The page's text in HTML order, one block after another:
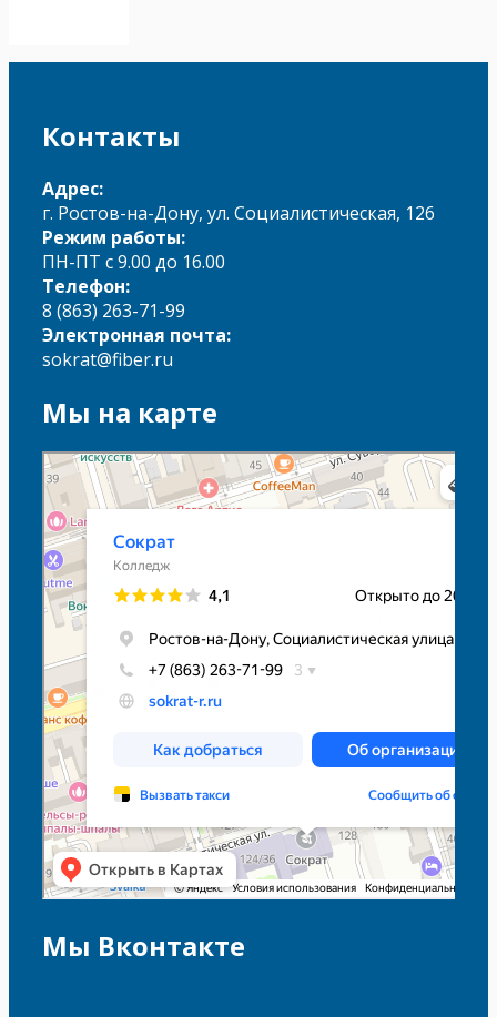
Контакты
Адрес:
г. Ростов-на-Дону, ул. Социалистическая, 126
Режим работы:
ПН-ПТ с 9.00 до 16.00
Телефон:
8 (863) 263-71-99
Электронная почта:
sokrat@fiber.ru
Мы на карте
Сократ
Колледж в Ростове‑на‑Дону
Мы Вконтакте